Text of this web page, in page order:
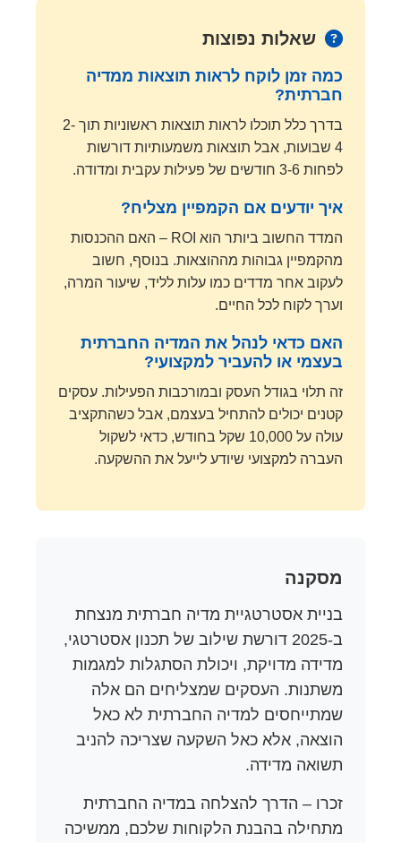
שאלות נפוצות
כמה זמן לוקח לראות תוצאות ממדיה
חברתית?
בדרך כלל תוכלו לראות תוצאות ראשוניות תוך 2-
4 שבועות, אבל תוצאות משמעותיות דורשות
לפחות 3-6 חודשים של פעילות עקבית ומדודה.
איך יודעים אם הקמפיין מצליח?
המדד החשוב ביותר הוא ROI – האם ההכנסות
מהקמפיין גבוהות מההוצאות. בנוסף, חשוב
לעקוב אחר מדדים כמו עלות לליד, שיעור המרה,
וערך לקוח לכל החיים.
האם כדאי לנהל את המדיה החברתית
בעצמי או להעביר למקצועי?
זה תלוי בגודל העסק ובמורכבות הפעילות. עסקים
קטנים יכולים להתחיל בעצמם, אבל כשהתקציב
עולה על 10,000 שקל בחודש, כדאי לשקול
העברה למקצועי שיודע לייעל את ההשקעה.
מסקנה
בניית אסטרטגיית מדיה חברתית מנצחת
ב-2025 דורשת שילוב של תכנון אסטרטגי,
מדידה מדויקת, ויכולת הסתגלות למגמות
משתנות. העסקים שמצליחים הם אלה
שמתייחסים למדיה החברתית לא כאל
הוצאה, אלא כאל השקעה שצריכה להניב
תשואה מדידה.
זכרו – הדרך להצלחה במדיה החברתית
מתחילה בהבנת הלקוחות שלכם, ממשיכה